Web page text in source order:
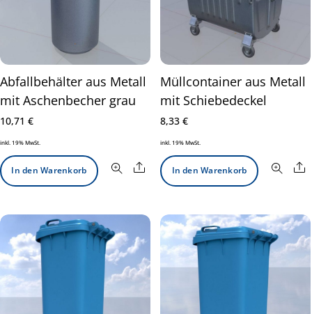
Abfallbehälter aus Metall
mit Aschenbecher grau
10,71 €
inkl. 19% MwSt.
In den Warenkorb Share
Müllcontainer aus Metall
mit Schiebedeckel
8,33€
inkl. 19% MwSt.
In den Warenkorb